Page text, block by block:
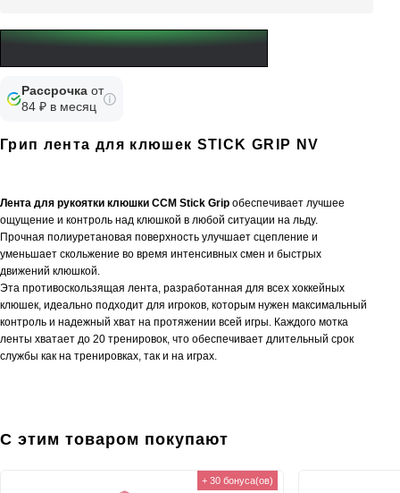
Рассрочка от
84 ₽ в месяц
Грип лента для клюшек STICK GRIP NV
Лента для рукоятки клюшки CCM Stick Grip обеспечивает лучшее
ощущение и контроль над клюшкой в ​​любой ситуации на льду.
Прочная полиуретановая поверхность улучшает сцепление и
уменьшает скольжение во время интенсивных смен и быстрых
движений клюшкой.
Эта противоскользящая лента, разработанная для всех хоккейных
клюшек, идеально подходит для игроков, которым нужен максимальный
контроль и надежный хват на протяжении всей игры. Каждого мотка
ленты хватает до 20 тренировок, что обеспечивает длительный срок
службы как на тренировках, так и на играх.
С этим товаром покупают
+ 30 бонуса(ов)